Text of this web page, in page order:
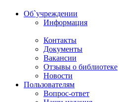
Об`учреждении
Информация
Контакты
Документы
Вакансии
Отзывы о библиотеке
Новости
Пользователям
Вопрос-ответ